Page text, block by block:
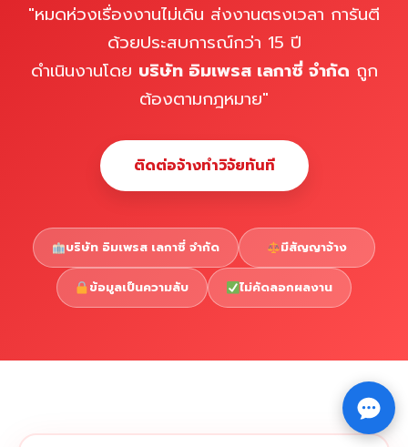
Copyright © 2026 รับทำวิจัย รับทำวิทยานิพนธ์ รับทำ⇧
"หมดห่วงเรื่องงานไม่เดิน ส่งงานตรงเวลา การันตี
ด้วยประสบการณ์กว่า 15 ปี
ดำเนินงานโดย บริษัท อิมเพรส เลกาซี่ จำกัด ถูก
ต้องตามกฎหมาย"
ติดต่อจ้างทำวิจัยทันที
บริษัท อิมเพรส เลกาซี่ จำกัด มีสัญญาจ้าง
ข้อมูลเป็นความลับ ไม่คัดลอกผลงาน